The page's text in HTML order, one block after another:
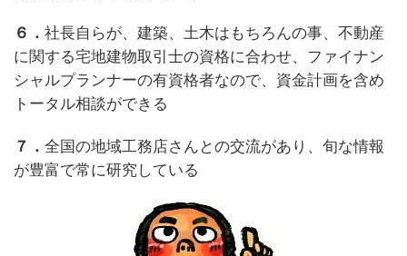
６． 社長自らが、建築、土木はもちろんの事、不動産
に関する宅地建物取引士の資格に合わせ、ファイナン
シャルプランナーの有資格者なので、資金計画を含め
トータル相談ができる
７． 全国の地域工務店さんとの交流があり、旬な情報
が豊富で常に研究している